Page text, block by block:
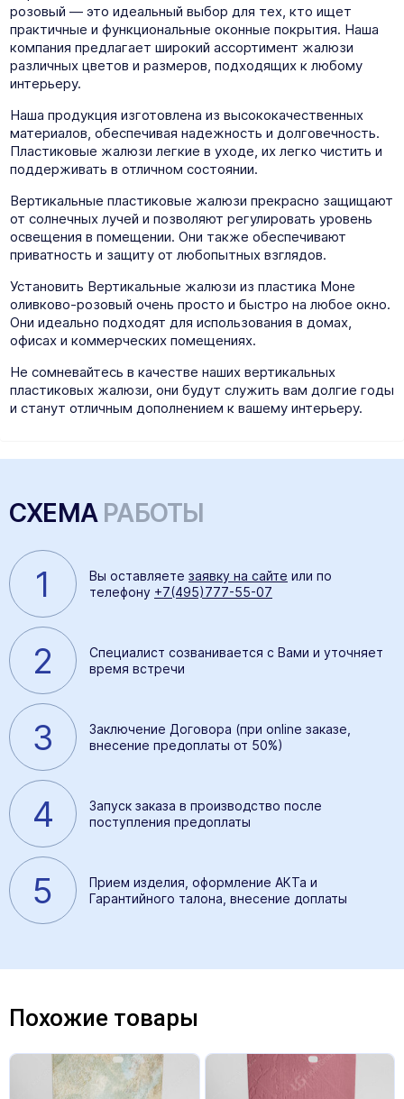
розовый — это идеальный выбор для тех, кто ищет
практичные и функциональные оконные покрытия. Наша
компания предлагает широкий ассортимент жалюзи
различных цветов и размеров, подходящих к любому
интерьеру.
Наша продукция изготовлена из высококачественных
материалов, обеспечивая надежность и долговечность.
Пластиковые жалюзи легкие в уходе, их легко чистить и
поддерживать в отличном состоянии.
Вертикальные пластиковые жалюзи прекрасно защищают
от солнечных лучей и позволяют регулировать уровень
освещения в помещении. Они также обеспечивают
приватность и защиту от любопытных взглядов.
Установить Вертикальные жалюзи из пластика Моне
оливково-розовый очень просто и быстро на любое окно.
Они идеально подходят для использования в домах,
офисах и коммерческих помещениях.
Не сомневайтесь в качестве наших вертикальных
пластиковых жалюзи, они будут служить вам долгие годы
и станут отличным дополнением к вашему интерьеру.
СХЕМАРАБОТЫ
1 Вы оставляете заявку на сайте или по
телефону +7(495)777-55-07
2
Специалист созванивается с Вами и уточняет
время встречи
3
Заключение Договора (при online заказе,
внесение предоплаты от 50%)
4
Запуск заказа в производство после
поступления предоплаты
5
Прием изделия, оформление АКТа и
Гарантийного талона, внесение доплаты
Похожие товары